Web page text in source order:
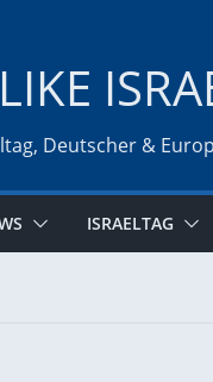
Deutscher &
ISRAELTAG